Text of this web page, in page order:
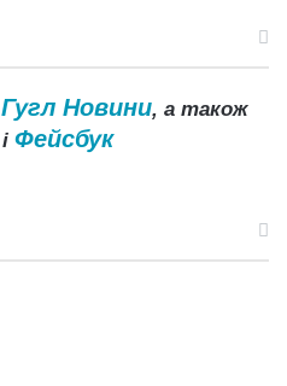
Гугл Новини, а також
і Фейсбук